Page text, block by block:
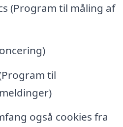
(Program til måling af
til
også cookies fra